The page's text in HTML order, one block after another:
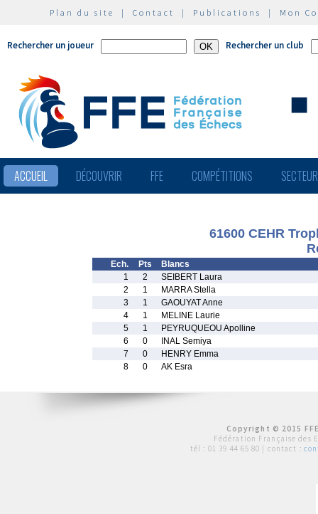
Plan du site | Contact | Publications | Mon
Rechercher un joueur Rechercher un club
ACCUEIL DÉCOUVRIR FFE COMPÉTITIONS
61600 CEHR
Ech. Pts
Blancs
1
2
SEIBERT Laura
2
1
MARRA Stella
3
1
GAOUYAT Anne
4
1
MELINE Laurie
5
1
PEYRUQUEOU Apolline
6
0
INAL Semiya
7
0
HENRY Emma
8
0 AK Esra
Copyright © 2015
Fédération Française des
tél : 01 39 44 65 80 | contact :